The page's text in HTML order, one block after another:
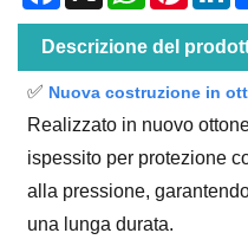
Descrizione del
✅ Nuova costruzione in
Realizzato in nuovo
ispessito per protezione
alla pressione,
una lunga durata.